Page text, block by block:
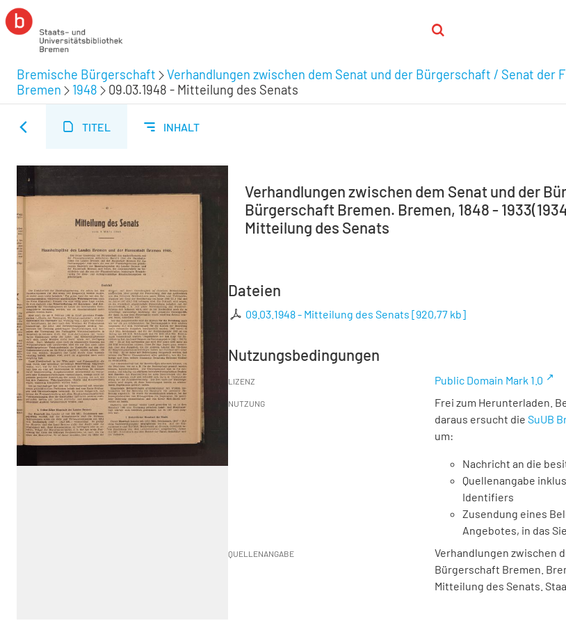
Bremische Bürgerschaft
Verhandlungen zwischen dem Senat und der Bürgerschaft / Senat der
Bremen
1948 09.03.1948 - Mitteilung des Senats
TITEL INHALT
Verhandlungen zwischen dem Senat und der
Bürgerschaft Bremen. Bremen, 1848 -
Mitteilung des Senats
Dateien
09.03.1948 - Mitteilung des Senats [920,77 kb]
Nutzungsbedingungen
LIZENZ Public Domain Mark 1.0
NUTZUNG
Frei zum Herunterladen.
daraus ersucht die SuUB
um:
Nachricht an die
Quellenangabe
Identifiers
Zusendung eines
Angebotes, in das
QUELLENANGABE
Verhandlungen zwischen
Bürgerschaft Bremen.
Mitteilung des Senats.